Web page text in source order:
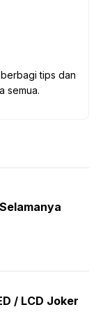
tips dan
semua.
/ LCD Joker